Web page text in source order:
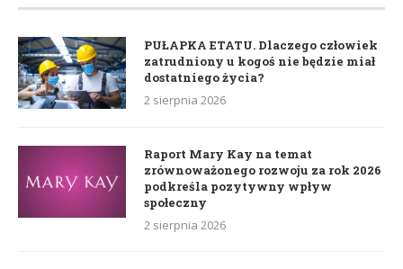
PUŁAPKA ETATU. Dlaczego człowiek
zatrudniony u kogoś nie będzie miał
dostatniego życia?
2 sierpnia 2026
Raport Mary Kay na temat
zrównoważonego rozwoju za rok 2026
podkreśla pozytywny wpływ
społeczny
2 sierpnia 2026